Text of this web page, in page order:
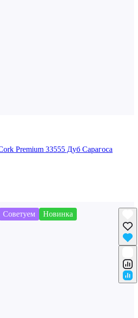
Premium 33555 Дуб Сарагоса
Советуем
Новинка